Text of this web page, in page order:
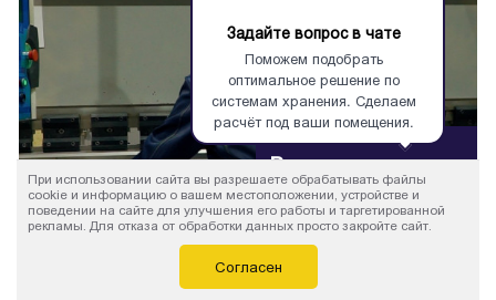
Задайте вопрос в чате
Поможем подобрать
оптимальное решение по
системам хранения. Сделаем
расчёт под ваши помещения.
Воспроизвести
видео
При использовании сайта вы разрешаете обрабатывать файлы
cookie и информацию о вашем местоположении, устройстве и
поведении на сайте для улучшения его работы и таргетированной
рекламы. Для отказа от обработки данных просто закройте сайт.
Согласен